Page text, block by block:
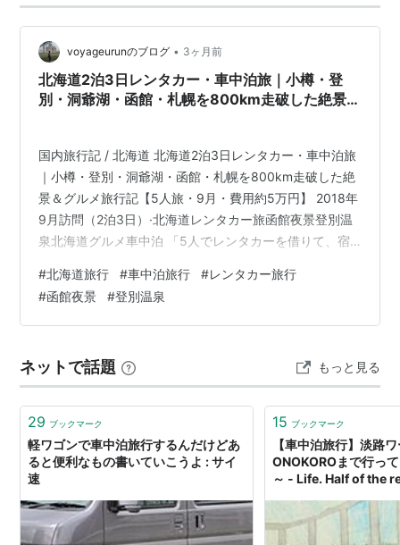
voyageurunのブログ • 3ヶ月前
北海道2泊3日レンタカー・車中泊旅｜小樽・登
別・洞爺湖・函館・札幌を800km走破した絶景＆
国内旅行記 / 北海道 北海道2泊3日レンタカー・車中泊旅
｜小樽・登別・洞爺湖・函館・札幌を800km走破した絶
景＆グルメ旅行記【5人旅・9月・費用約5万円】 2018年
9月訪問（2泊3日）·北海道レンタカー旅函館夜景登別温
泉北海道グルメ車中泊 「5人でレンタカーを借りて、宿
け抜けた、計画ゼロのフリーダム旅です。車中泊になっ
たり、夜の地獄谷で幻想的な景色に出会ったり、函館の
夜景に言葉を失ったり。グルメも絶景も温泉も、全部詰
滞在日数 約50,000円 1人あたり総費用 800km 走行…
#北海道旅行 #車中泊旅行 #レンタカー旅行
#函館夜景 #登別温泉
ネットで話題 もっと見る
29 ブックマーク
軽ワゴンで車中泊旅行するんだけどあ
ると便利なもの書いていこうよ : サイ
速
15 ブックマーク
【車中泊旅行】淡路
ONOKOROまで行っ
～ - Life. Half of the